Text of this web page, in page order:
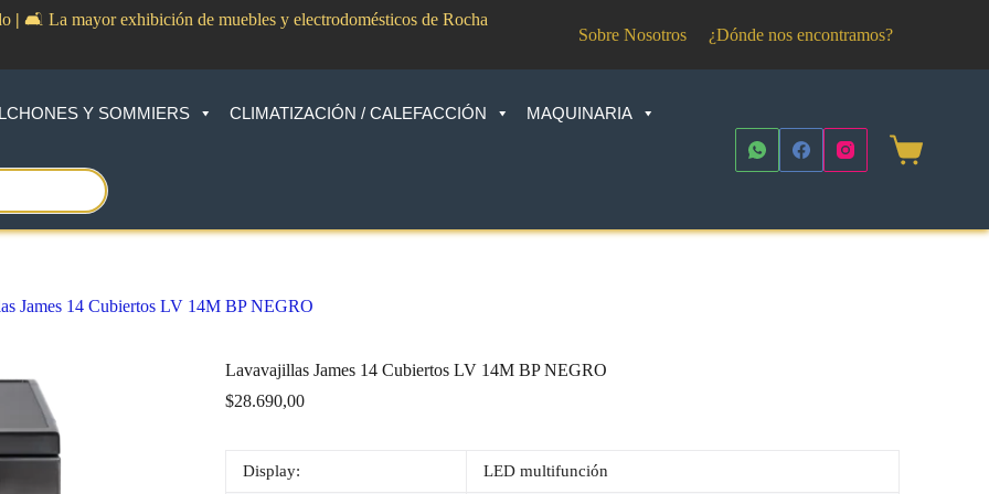
| 🛋️ La mayor exhibición de muebles y electrodomésticos de Rocha
Sobre Nosotros ¿Dónde nos encontramos?
Y SOMMIERS CLIMATIZACIÓN / CALEFACCIÓN MAQUINARIA
Shopping
James 14 Cubiertos LV 14M BP NEGRO
Lavavajillas James 14 Cubiertos LV 14M BP NEGRO
$28.690,00
Display: LED multifunción